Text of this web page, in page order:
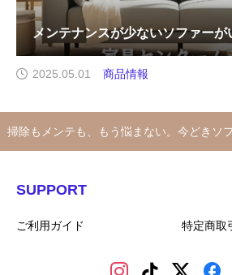
メンテナンスが少ないソファーが
2025.05.01 商品情報
掃除もメンテも、もう悩まない。今どきソ
SUPPORT
ご利用ガイド 特定商取